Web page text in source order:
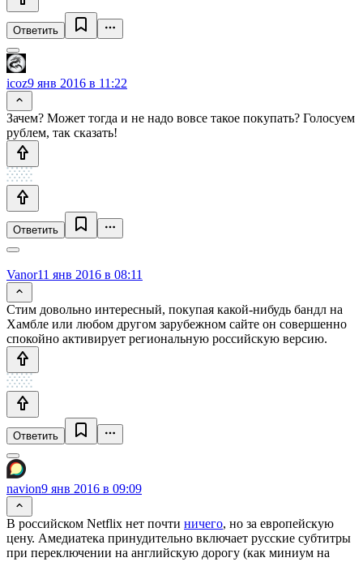
Ответить
icoz9 янв 2016 в 11:22
Зачем? Может тогда и не надо вовсе такое покупать? Голосуем
рублем, так сказать!
Ответить
Vanor11 янв 2016 в 08:11
Стим довольно интересный, покупая какой-нибудь бандл на
Хамбле или любом другом зарубежном сайте он совершенно
спокойно активирует региональную российскую версию.
Ответить
navion9 янв 2016 в 09:09
В российском Netflix нет почти ничего, но за европейскую
цену. Амедиатека принудительно включает русские субтитры
при переключении на английскую дорогу (как миниум на